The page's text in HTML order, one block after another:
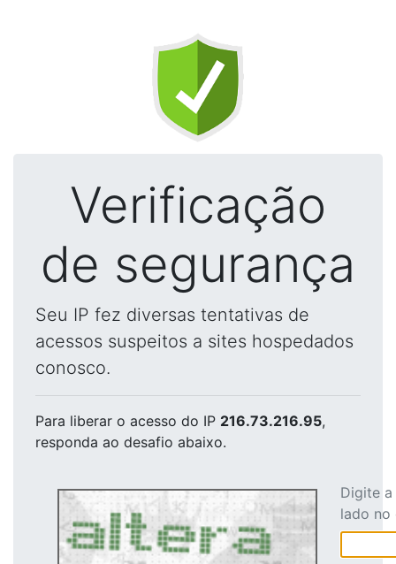
Verificação
de segurança
Seu IP fez diversas tentativas de
acessos suspeitos a sites hospedados
conosco.
Para liberar o acesso do IP 216.73.216.95,
responda ao desafio abaixo.
Digite
lado no